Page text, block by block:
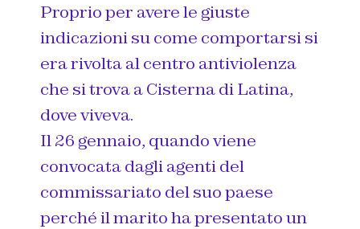
Proprio per avere le giuste
indicazioni su come comportarsi si
era rivolta al centro antiviolenza
che si trova a Cisterna di Latina,
dove viveva.
Il 26 gennaio, quando viene
convocata dagli agenti del
commissariato del suo paese
perché il marito ha presentato un